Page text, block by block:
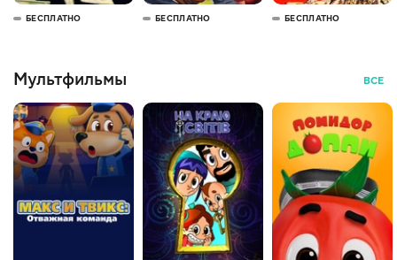
БЕСПЛАТНО БЕСПЛАТНО БЕСПЛАТНО
Мультфильмы ВСЕ